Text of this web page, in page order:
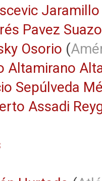
Jaramillo
Pavez Suazo
Osorio (
Altamirano
Sepúlveda
Assadi